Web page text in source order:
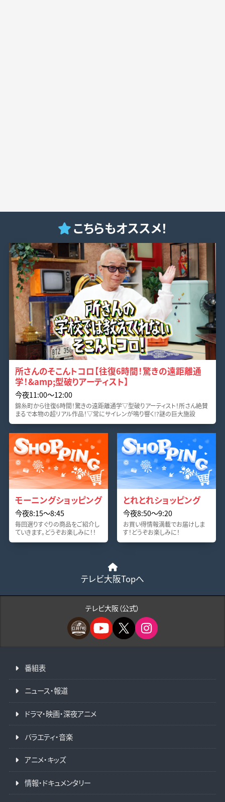
こちらもオススメ！
所さんのそこんトコロ【往復6時間！驚きの遠距離通
学！&amp;型破りアーティスト】
今夜11:00〜12:00
錦糸町から往復6時間！驚きの遠距離通学▽型破りアーティスト！所さん絶賛
まるで本物の超リアル作品！▽常にサイレンが鳴り響く!?謎の巨大施設
モーニングショッピング
今夜8:15〜8:45
毎回選りすぐりの商品をご紹介し
ていきます。どうぞお楽しみに！！
とれとれショッピング
今夜8:50〜9:20
お買い得情報満載でお届けしま
す！どうぞお楽しみに！
テレビ大阪Topへ
テレビ大阪（公式）
番組表
ニュース・報道
ドラマ・映画・深夜アニメ
バラエティ・音楽
アニメ・キッズ
情報・ドキュメンタリー